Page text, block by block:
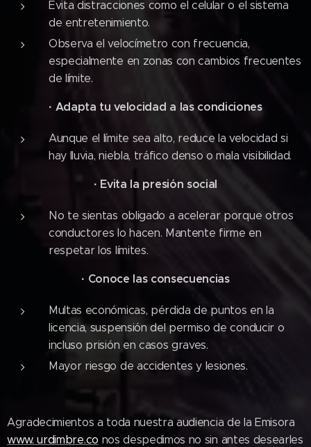
Evita distracciones como el celular o el sistema
de entretenimiento.
Observa el velocímetro con frecuencia,
especialmente en zonas con cambios frecuentes
de límite.
· Adapta tu velocidad a las condiciones
Aunque el límite sea alto, reduce la velocidad si
hay lluvia, niebla, tráfico denso o mala visibilidad.
· Evita la presión social
No te sientas obligado a acelerar porque otros
conductores lo hacen. Mantente firme en
respetar los límites.
· Conoce las consecuencias
Multas económicas, pérdida de puntos en la
licencia, suspensión del permiso de conducir o
incluso prisión en casos graves.
Mayor riesgo de accidentes y lesiones.
Agradecimientos a toda nuestra audiencia de la Emisora
www. urdimbre.co nos despedimos no sin antes desearles